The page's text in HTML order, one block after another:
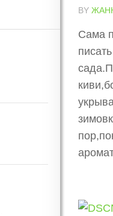
BY
Сама